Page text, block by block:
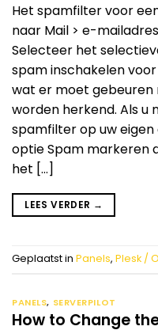
Het spamfilter voor
naar Mail > e-
Selecteer het
spam inschakelen
wat er moet
worden herkend. Als
spamfilter op uw
optie Spam markeren
het […]
LEES VERDER →
Geplaatst in Panels, Plesk /
PANELS, SERVERPILOT
How to Change